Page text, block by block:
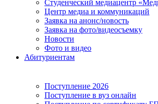
Студенческий медиацентр
Центр медиа и коммуникаций
Заявка на анонс/новость
Заявка на фото/видеосъемку
Новости
Фото и видео
Абитуриентам
Поступление 2026
Поступление в вуз онлайн